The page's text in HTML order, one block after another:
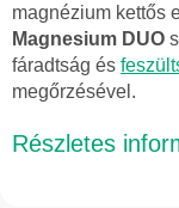
magnézium kettős
Magnesium DUO
fáradtság és
megőrzésével.
Részletes